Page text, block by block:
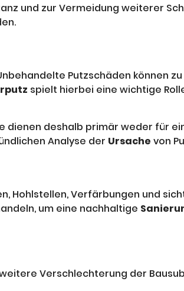
und zur Vermeidung weiterer
Putzschäden können
spielt hierbei eine wichtige
dienen deshalb primär weder für
Analyse der Ursache von
Hohlstellen, Verfärbungen und
um eine nachhaltige
Verschlechterung der